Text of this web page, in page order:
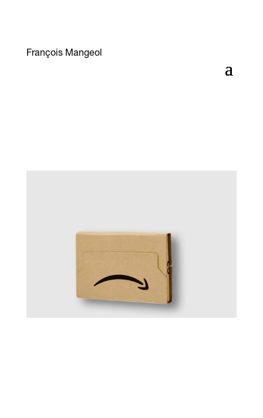
François Mangeol